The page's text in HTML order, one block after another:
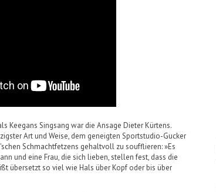
Keegans Singsang war die Ansage Dieter Kürtens.
Art und Weise, dem geneigten Sportstudio-Gucker
Schmachtfetzens gehaltvoll zu soufflieren: »Es
und eine Frau, die sich lieben, stellen fest, dass die
übersetzt so viel wie Hals über Kopf oder bis über